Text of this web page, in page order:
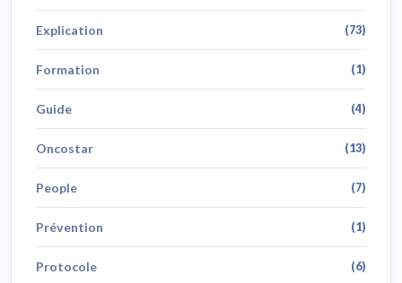
Explication (73)
Formation (1)
Guide (4)
Oncostar (13)
People (7)
Prévention (1)
Protocole (6)